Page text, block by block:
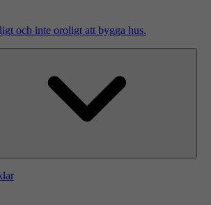
och inte oroligt att bygga hus.